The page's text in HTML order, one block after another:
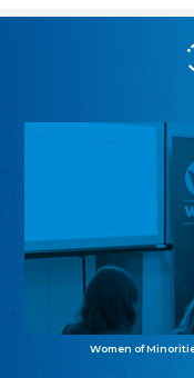
Women of